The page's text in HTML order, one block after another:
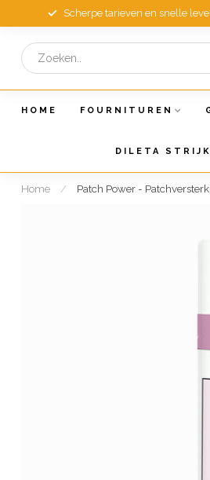
Scherpe tarieven en snelle
HOME FOURNITUREN
DILETA
Home / Patch Power -